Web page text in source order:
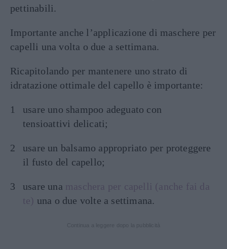
pettinabili.
Importante anche l’applicazione di maschere per
capelli una volta o due a settimana.
Ricapitolando per mantenere uno strato di
idratazione ottimale del capello è importante:
usare uno shampoo adeguato con
tensioattivi delicati;
usare un balsamo appropriato per proteggere
il fusto del capello;
usare una maschera per capelli (anche fai da
te) una o due volte a settimana.